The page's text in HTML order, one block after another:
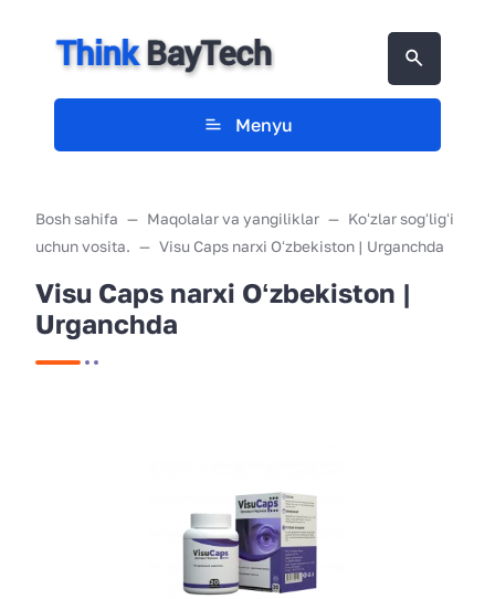
Menyu
Bosh sahifa Maqolalar va yangiliklar
Koʻzlar sogʻligʻi
uchun vosita.
Visu Caps narxi Oʻzbekiston | Urganchda
Visu Caps narxi Oʻzbekiston |
Urganchda